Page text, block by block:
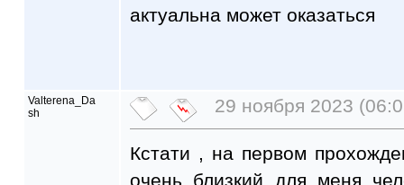
актуальна может оказаться
Valterena_Da
sh
29 ноября 2023
Кстати , на первом
очень близкий для меня